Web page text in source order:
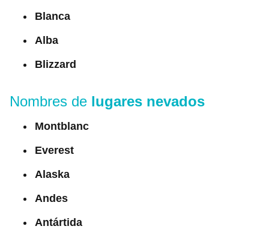
Blanca
Alba
Blizzard
Nombres de lugares nevados
Montblanc
Everest
Alaska
Andes
Antártida